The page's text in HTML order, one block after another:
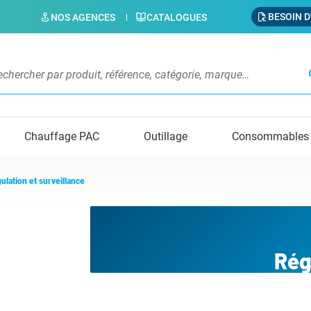
NOS AGENCES CATALOGUES BESOIN
Chauffage PAC Outillage Consommables
et surveillance